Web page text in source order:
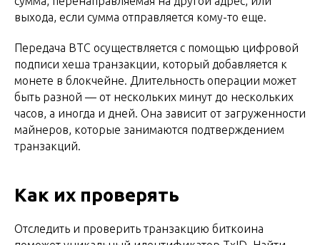
выхода, если сумма отправляется кому-то еще.
Передача BTC осуществляется с помощью цифровой
подписи хеша транзакции, который добавляется к
монете в блокчейне. Длительность операции может
быть разной — от нескольких минут до нескольких
часов, а иногда и дней. Она зависит от загруженности
майнеров, которые занимаются подтверждением
транзакций.
Как их проверять
Отследить и проверить транзакцию биткоина